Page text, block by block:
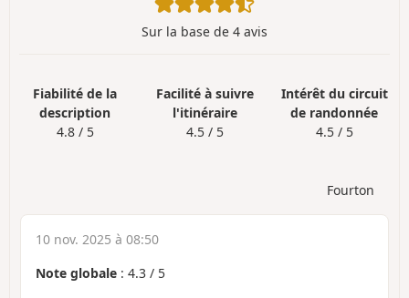
Sur la base de 4 avis
Fiabilité de la
description
4.8 / 5
Facilité à suivre
l'itinéraire
4.5 / 5
Intérêt du circuit
de randonnée
4.5 / 5
Fourton
10 nov. 2025 à 08:50
Note globale : 4.3 / 5